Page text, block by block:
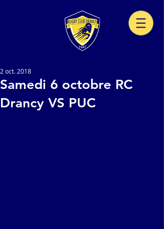
Samedi 6 octobre RC
Drancy VS PUC
2 oct. 2018